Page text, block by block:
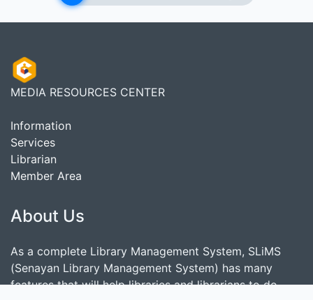
MEDIA RESOURCES CENTER
Information
Services
Librarian
Member Area
About Us
As a complete Library Management System, SLiMS
(Senayan Library Management System) has many
features that will help libraries and librarians to do